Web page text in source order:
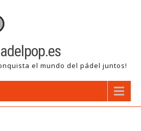
el mundo del pádel juntos!